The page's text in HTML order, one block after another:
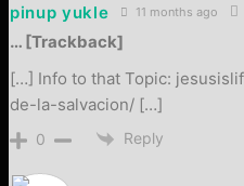
pinup yukle 11 months ago
… [Trackback]
[…] Info to that Topic:
de-la-salvacion/ […]
0 Reply